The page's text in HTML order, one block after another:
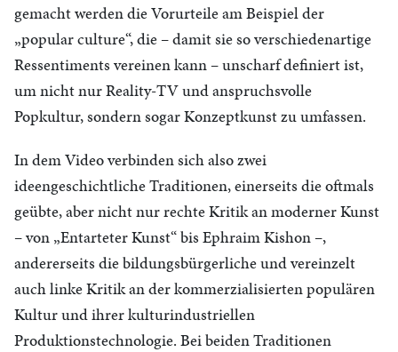
gemacht werden die Vorurteile am Beispiel der
„popular culture“, die – damit sie so verschiedenartige
Ressentiments vereinen kann – unscharf definiert ist,
um nicht nur Reality-TV und anspruchsvolle
Popkultur, sondern sogar Konzeptkunst zu umfassen.
In dem Video verbinden sich also zwei
ideengeschichtliche Traditionen, einerseits die oftmals
geübte, aber nicht nur rechte Kritik an moderner Kunst
– von „Entarteter Kunst“ bis Ephraim Kishon –,
andererseits die bildungsbürgerliche und vereinzelt
auch linke Kritik an der kommerzialisierten populären
Kultur und ihrer kulturindustriellen
Produktionstechnologie. Bei beiden Traditionen